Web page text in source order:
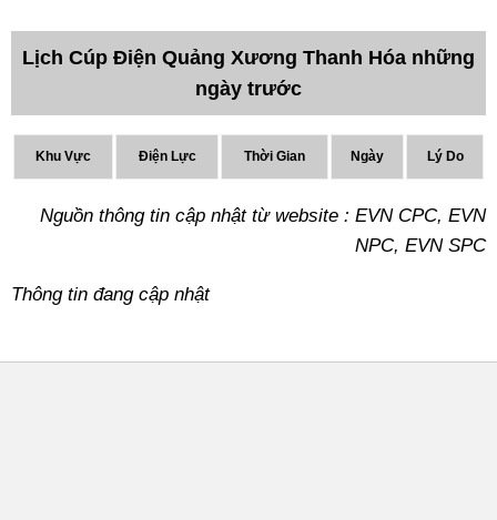
Lịch Cúp Điện Quảng Xương Thanh Hóa những
ngày trước
Khu Vực Điện Lực Thời Gian Ngày Lý Do
Nguồn thông tin cập nhật từ website : EVN CPC, EVN
NPC, EVN SPC
Thông tin đang cập nhật